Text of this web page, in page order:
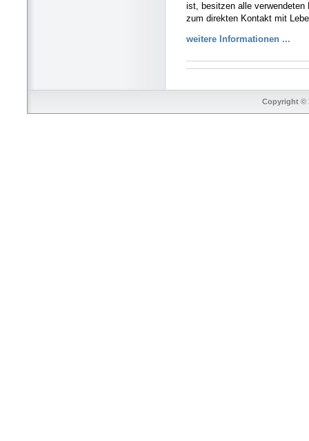
ist, besitzen alle verwendeten
zum direkten Kontakt mit
weitere Informationen ...
Copyright ©